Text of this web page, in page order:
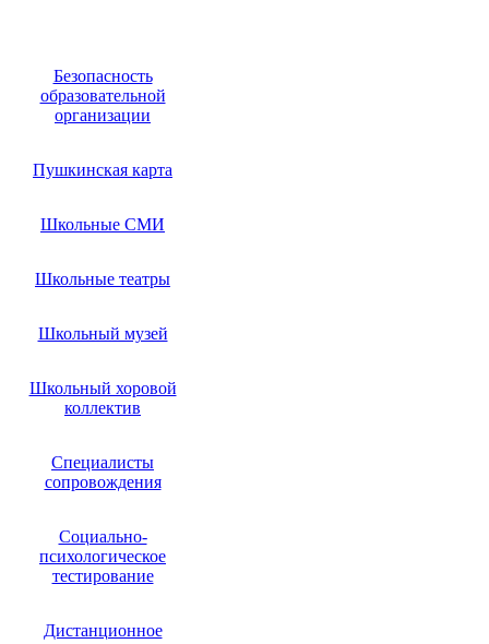
Безопасность
образовательной
организации
Пушкинская карта
Школьные СМИ
Школьные театры
Школьный музей
Школьный хоровой
коллектив
Специалисты
сопровождения
Социально-
психологическое
тестирование
Дистанционное